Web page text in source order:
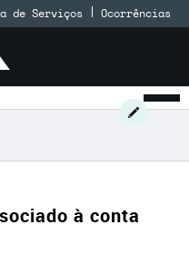
de Serviços Ocorrências
à conta